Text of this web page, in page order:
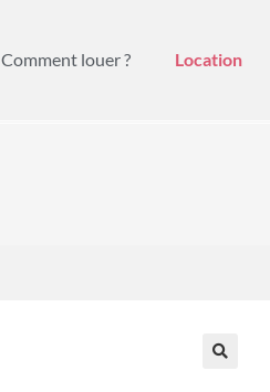
Comment louer ? Location